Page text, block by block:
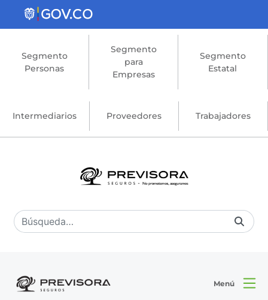
Saltar al contenido principal
Segmento
Personas
Segmento
para
Empresas
Segmento
Estatal
Intermediarios Proveedores Trabajadores
Menú